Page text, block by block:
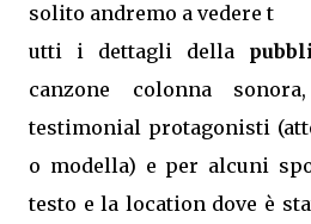
solito andremo a vedere t
utti i dettagli della
canzone colonna
testimonial protagonisti
o modella) e per alcuni
testo e la location dove è